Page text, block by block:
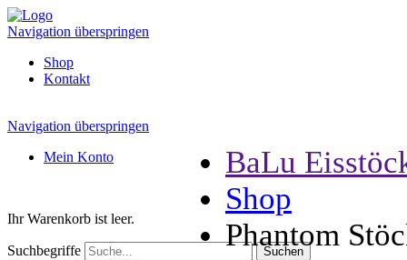
Navigation überspringen
Shop
Kontakt
Navigation überspringen
Mein Konto
Ihr Warenkorb ist leer.
Suchbegriffe
BaLu
Shop
Phantom